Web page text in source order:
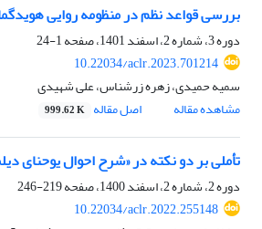
بررسی قواعد نظم در منظومه روایی
دوره 3، شماره 2، اسفند 1401، صفحه
1-24
10.22034/aclr.2023.701214
سمیه حمیدی، زهره زرشناس، علی شهیدی
مشاهده مقاله
اصل مقاله 999.62 K
تأملی بر دو نکته در «شرح احوال یوحنای
دوره 2، شماره 2، اسفند 1400، صفحه
219-246
10.22034/aclr.2022.255148